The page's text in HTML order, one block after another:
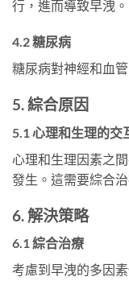
行，進而導致早洩。
4.2 糖尿病
糖尿病對神經和血
5. 綜合原因
5.1 心理和生理的交
心理和生理因素之
發生。這需要綜合
6. 解決策略
6.1 綜合治療
考慮到早洩的多因